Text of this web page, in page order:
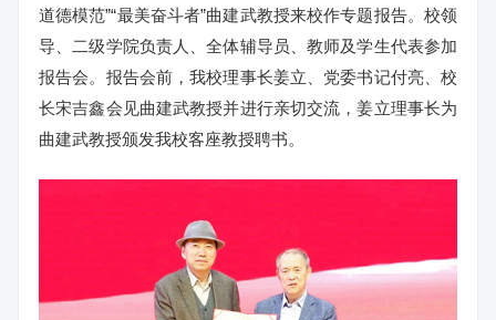
道德模范”“最美奋斗者”曲建武教授来校作专题报告。校领
导、二级学院负责人、全体辅导员、教师及学生代表参加
报告会。报告会前，我校理事长姜立、党委书记付亮、校
长宋吉鑫会见曲建武教授并进行亲切交流，姜立理事长为
曲建武教授颁发我校客座教授聘书。